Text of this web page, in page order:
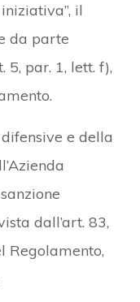
il
da parte
5, par. 1, lett. f),
e della
dall’art. 83,
Regolamento,